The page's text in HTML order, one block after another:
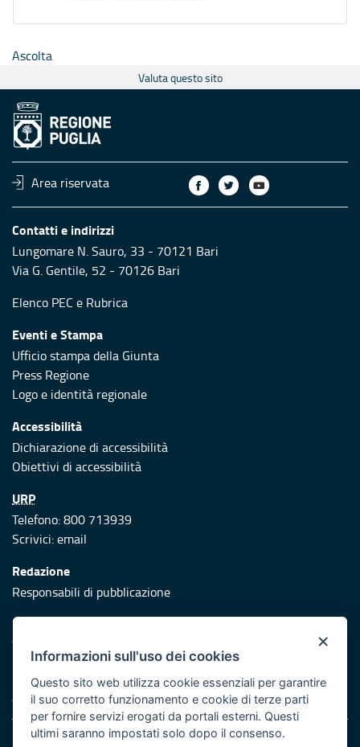
Ascolta
Valuta questo sito
Area riservata
Contatti e indirizzi
Lungomare N. Sauro, 33 - 70121 Bari
Via G. Gentile, 52 - 70126 Bari
Elenco PEC e Rubrica
Eventi e Stampa
Ufficio stampa della Giunta
Press Regione
Logo e identità regionale
Accessibilità
Dichiarazione di accessibilità
Obiettivi di accessibilità
URP
Telefono: 800 713939
Scrivici:email
Redazione
Responsabili di pubblicazione
Protezione civile
Vai al sito di Protezione Civile Puglia
Iniziativa finanziata con risorse del POR Puglia 2014/2020 -
Asse XI
Note legali
×
Informazioni sull'uso dei cookies
Questo sito web utilizza cookie essenziali per garantire
il suo corretto funzionamento e cookie di terze parti
per fornire servizi erogati da portali esterni. Questi
ultimi saranno impostati solo dopo il consenso.